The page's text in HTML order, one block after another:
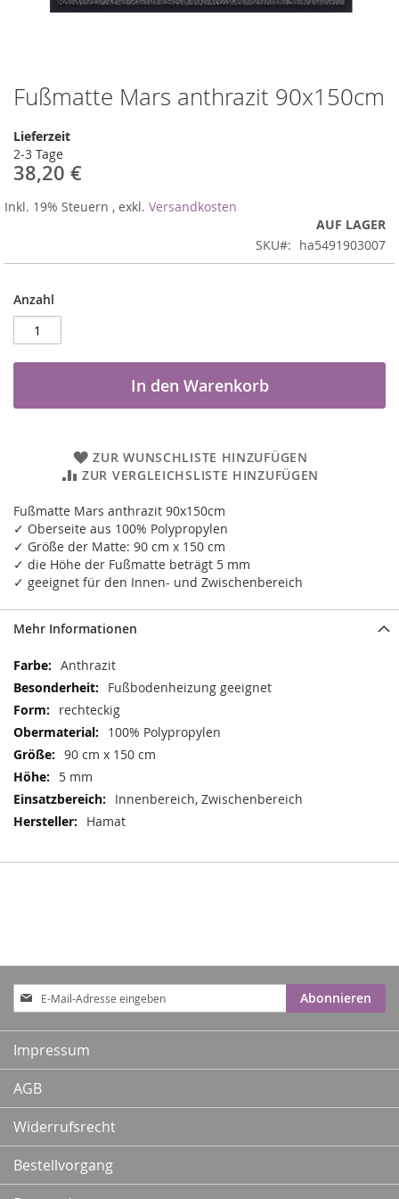
Fußmatte Mars anthrazit 90x150cm
Lieferzeit
2-3 Tage
38,20 €
Inkl. 19% Steuern , exkl. Versandkosten
AUF LAGER
SKU
ha5491903007
Anzahl
In den Warenkorb
ZUR WUNSCHLISTE HINZUFÜGEN
ZUR VERGLEICHSLISTE HINZUFÜGEN
Fußmatte Mars anthrazit 90x150cm
✓ Oberseite aus 100% Polypropylen
✓ Größe der Matte: 90 cm x 150 cm
✓ die Höhe der Fußmatte beträgt 5 mm
✓ geeignet für den Innen- und Zwischenbereich
Zum
Anfang
der
Bildergalerie
springen
Mehr Informationen
Mehr
Informationen
Anthrazit
Fußbodenheizung geeignet
rechteckig
100% Polypropylen
90 cm x 150 cm
5 mm
Innenbereich, Zwischenbereich
Hamat
Anmeldung
zum
Newsletter:
Abonnieren
Impressum
AGB
Widerrufsrecht
Bestellvorgang